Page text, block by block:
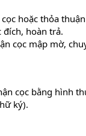
hoặc thỏa
hoàn trả.
cọc mập mờ,
cọc bằng hình
ký).